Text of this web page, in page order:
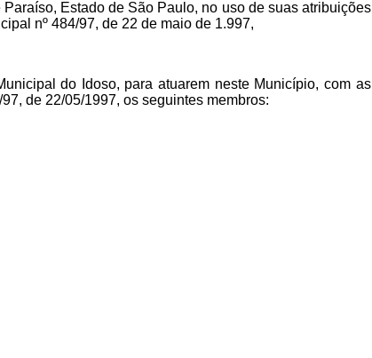
Estado de São Paulo, no uso de suas atribuições
nº 484/97, de 22 de maio de 1.997,
do Idoso, para atuarem neste Município, com as
de 22/05/1997, os seguintes membros: